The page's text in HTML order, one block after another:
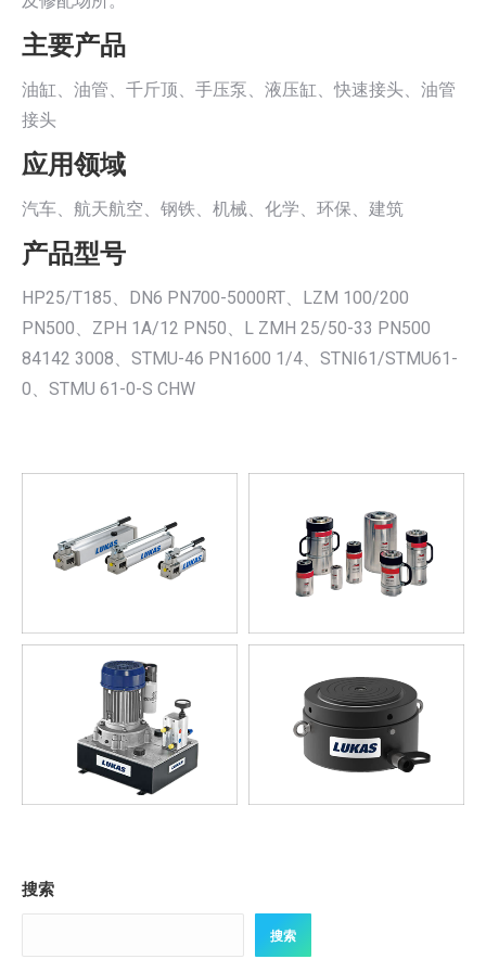
主要产品
油缸、油管、千斤顶、手压泵、液压缸、快速接头、油管
接头
应用领域
汽车、航天航空、钢铁、机械、化学、环保、建筑
产品型号
HP25/T185、DN6 PN700-5000RT、LZM 100/200
PN500、ZPH 1A/12 PN50、L ZMH 25/50-33 PN500
84142 3008、STMU-46 PN1600 1/4、STNI61/STMU61-
0、STMU 61-0-S CHW
搜索
搜索